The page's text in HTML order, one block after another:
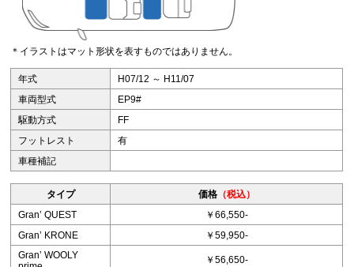
＊イラストはマット形状を表すものではありません。
年式
H07/12 ～ H11/07
車両型式
EP9#
駆動方式
FF
フットレスト
有
車種補記
タイプ 価格（税込）
Granʼ QUEST
￥66,550-
Granʼ KRONE
￥59,950-
Granʼ WOOLY
￥56,650-